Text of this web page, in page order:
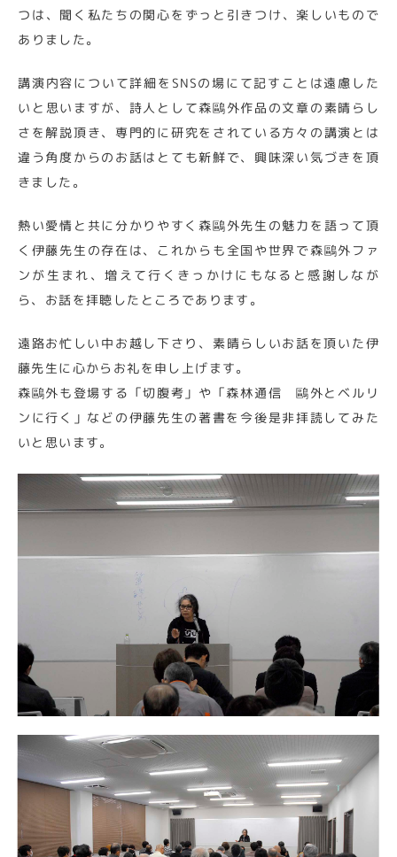
つは、聞く私たちの関心をずっと引きつけ、楽しいもので
ありました。
講演内容について詳細をSNSの場にて記すことは遠慮した
いと思いますが、詩人として森鷗外作品の文章の素晴らし
さを解説頂き、専門的に研究をされている方々の講演とは
違う角度からのお話はとても新鮮で、興味深い気づきを頂
きました。
熱い愛情と共に分かりやすく森鷗外先生の魅力を語って頂
く伊藤先生の存在は、これからも全国や世界で森鷗外ファ
ンが生まれ、増えて行くきっかけにもなると感謝しなが
ら、お話を拝聴したところであります。
遠路お忙しい中お越し下さり、素晴らしいお話を頂いた伊
藤先生に心からお礼を申し上げます。
森鷗外も登場する「切腹考」や「森林通信 鷗外とベルリ
ンに行く」などの伊藤先生の著書を今後是非拝読してみた
いと思います。